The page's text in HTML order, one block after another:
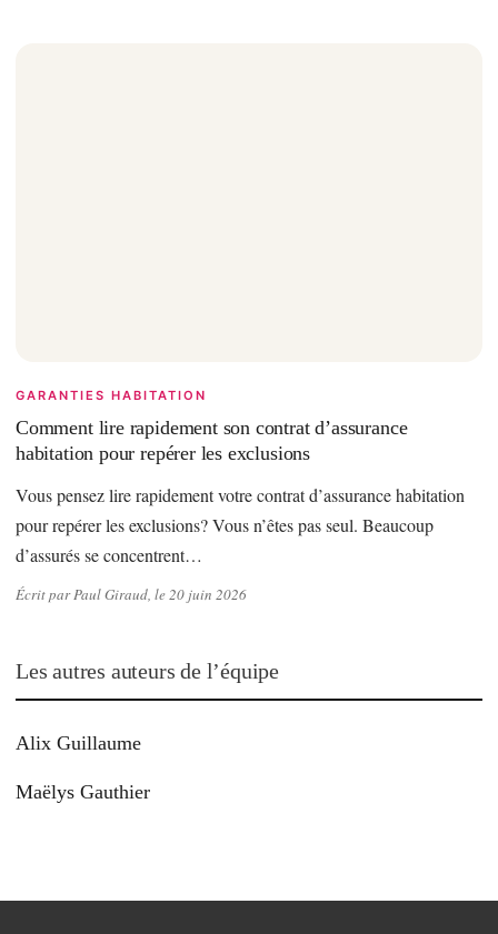
GARANTIES HABITATION
Comment lire rapidement son contrat d’assurance
habitation pour repérer les exclusions
Vous pensez lire rapidement votre contrat d’assurance habitation
pour repérer les exclusions? Vous n’êtes pas seul. Beaucoup
d’assurés se concentrent…
Écrit par Paul Giraud, le 20 juin 2026
Les autres auteurs de l’équipe
Alix Guillaume
Maëlys Gauthier